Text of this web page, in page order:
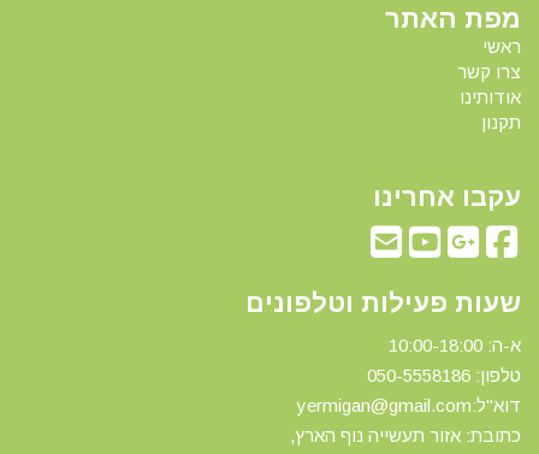
מפת האתר
ראשי
צרו קשר
אודותינו
תקנון
עקבו אחרינו
שעות פעילות וטלפונים
א-ה: 10:00-18:00
טלפון: 0 50-5558186
דוא"ל:yermigan@gmail.com
כתובת: אזור תעשייה נוף הארץ,